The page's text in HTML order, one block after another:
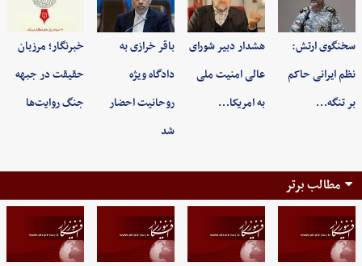
سخنگوی ارتش:
نظم ایرانی حاکم
بر تنگه…
هشدار دبیر شورای
عالی امنیت ملی
به امریکا…
باقر خرازی به
دادگاه ویژه
روحانیت احضار
شد
خبرنگار؛ مرزبان
حقیقت در جبهه
جنگ روایت‌ها
مطالب برتر